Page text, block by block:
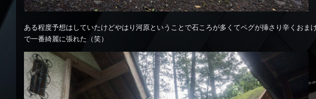
ある程度予想はしていたけどやはり河原ということで石ころが多くてペグが挿さり辛くお
で一番綺麗に張れた（笑）